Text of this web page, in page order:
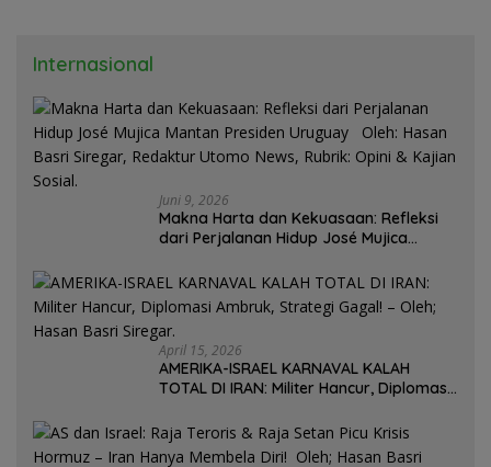
Internasional
Juni 9, 2026
Makna Harta dan Kekuasaan: Refleksi
dari Perjalanan Hidup José Mujica
Basri Siregar, Redaktur Utomo News,
Rubrik: Opini & Kajian Sosial.
April 15, 2026
AMERIKA-ISRAEL KARNAVAL KALAH
TOTAL DI IRAN: Militer Hancur, Diplomasi
Basri Siregar.